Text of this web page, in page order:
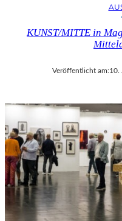
KUNST/MITTE in
Veröffentlicht am:10.